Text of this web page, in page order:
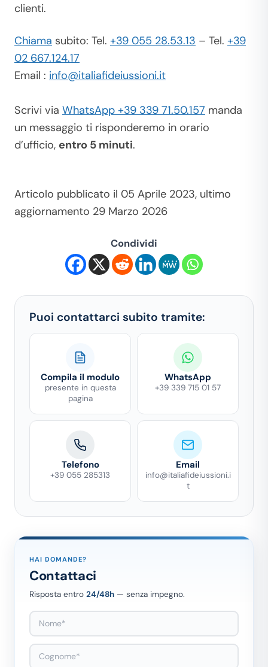
clienti.
Chiama subito: Tel. +39 055 28.53.13 – Tel. +39
02 667.124.17
Email : info@italiafideiussioni.it
Scrivi via WhatsApp +39 339 71.50.157 manda
un messaggio ti risponderemo in orario
d’ufficio, entro 5 minuti.
Articolo pubblicato il 05 Aprile 2023, ultimo
aggiornamento 29 Marzo 2026
Condividi
Puoi contattarci subito tramite:
Compila il modulo
presente in questa
pagina
WhatsApp
+39 339 715 01 57
Telefono
+39 055 285313
Email
info@italiafideiussioni.i
t
HAI DOMANDE?
Contattaci
Risposta entro 24/48h — senza impegno.